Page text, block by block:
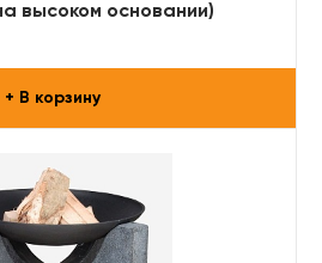
высоком основании)
+ В корзину